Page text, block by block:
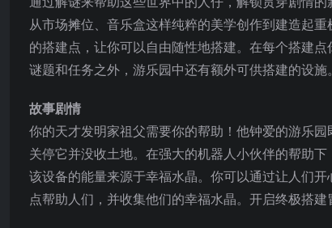
从市场摊位、音乐盒这样纯粹的美学创作到建造起重
的搭建点，让你可以自由随性地搭建。在每个搭建
谜题和任务之外，游乐园中还有额外可供搭建的设
故事剧情
你的天才发明家祖父需要你的帮助！他钟爱的游乐
关停它并没收土地。在强大的机器人小伙伴的帮助
该设备的能量来源于幸福水晶。你可以通过让人们
点帮助人们，并收集他们的幸福水晶。开启终极搭建